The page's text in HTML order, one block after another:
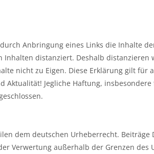
Anbringung eines Links die Inhalte
distanziert. Deshalb
nicht zu Eigen. Diese Erklärung gilt für
Jegliche Haftung,
dem deutschen Urheberrecht.
Verwertung außerhalb der Grenzen